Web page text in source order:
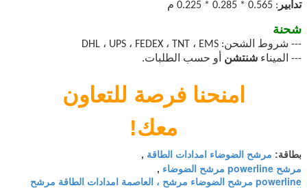
تدابير : 0.565 * 0.285 * 0.225 م
شحنة
--- شروط الشحن: DHL ، UPS ، FEDEX ، TNT ، EMS
--- الميناء شنتشن أو حسب الطلبات.
امنحنا فرصة للتعاون
معك!
بطاقة: مرشح الضوضاء امدادات الطاقة ,
مرشح powerline مرشح الضوضاء ,
powerline مرشح الضوضاء مرشح ، العاصمة امدادات الطاقة مرشح